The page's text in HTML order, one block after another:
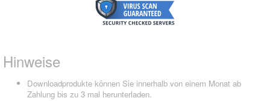
Hinweise
Downloadprodukte können Sie innerhalb von einem Monat ab
Zahlung bis zu 3 mal herunterladen.